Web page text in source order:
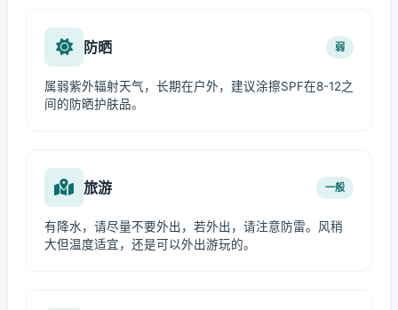
防晒 弱
属弱紫外辐射天气，长期在户外，建议涂擦SPF在8-12之
间的防晒护肤品。
旅游 一般
有降水，请尽量不要外出，若外出，请注意防雷。风稍
大但温度适宜，还是可以外出游玩的。